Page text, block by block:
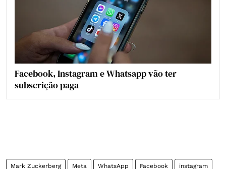
Facebook, Instagram e Whatsapp vão ter
subscrição paga
Mark Zuckerberg Meta WhatsApp Facebook instagram